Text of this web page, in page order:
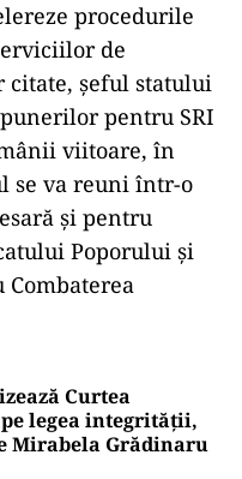
procedurile
de
șeful statului
pentru SRI
viitoare, în
se va reuni într-o
și pentru
Poporului și
Curtea
legea integrității,
Mirabela Grădinaru